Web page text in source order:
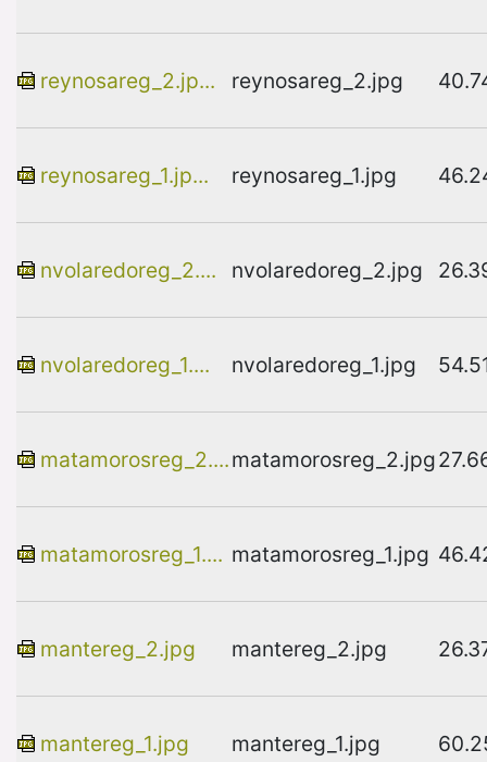
reynosareg_2.jp... reynosareg_2.jpg
reynosareg_1.jp... reynosareg_1.jpg
nvolaredoreg_2.... nvolaredoreg_2.jpg
nvolaredoreg_1.... nvolaredoreg_1.jpg
matamorosreg_2....matamorosreg_2.jpg
matamorosreg_1.... matamorosreg_1.jpg
mantereg_2.jpg mantereg_2.jpg
mantereg_1.jpg mantereg_1.jpg